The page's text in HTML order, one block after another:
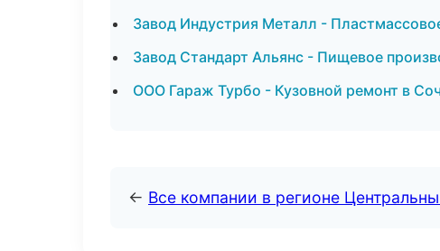
Завод Индустрия Металл -
Завод Стандарт Альянс - Пищевое
ООО Гараж Турбо - Кузовной ремонт в
← Все компании в регионе